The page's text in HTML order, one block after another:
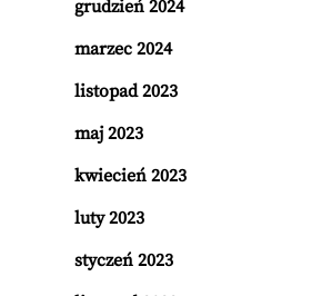
grudzień 2024
marzec 2024
listopad 2023
maj 2023
kwiecień 2023
luty 2023
styczeń 2023